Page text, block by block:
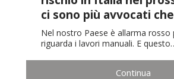
ci sono più avvocati
Nel nostro Paese è allarma rosso
riguarda i lavori manuali. E
Continua